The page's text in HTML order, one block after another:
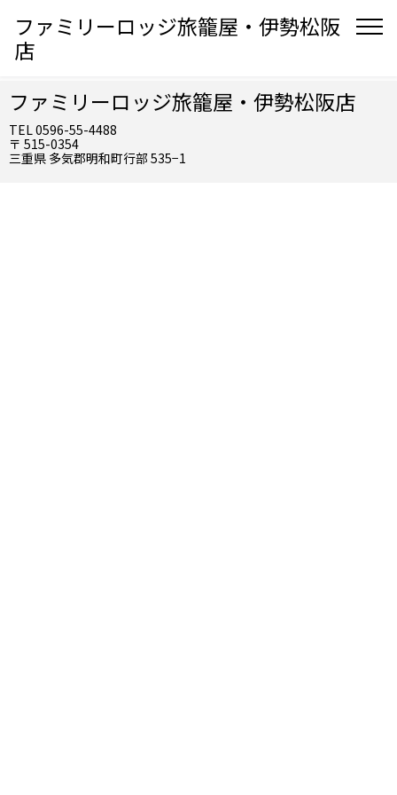
ファミリーロッジ旅籠屋・伊勢松阪
店
ファミリーロッジ旅籠屋・伊勢松阪店
TEL 0596-55-4488
〒 515-0354
三重県 多気郡明和町行部 535−1